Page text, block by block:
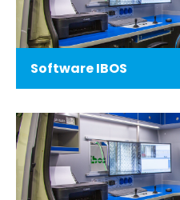
Software IBOS